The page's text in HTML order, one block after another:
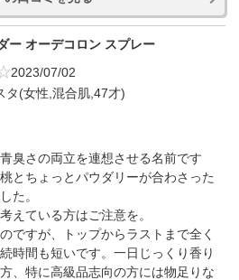
ー オーデコロン スプレー
2023/07/02
タ(女性,混合肌,47才)
臭さの両立を連想させる名前です
とちょっとパウダリーが合わさった
た。
えている方はご注意を。
ですが、トップからラストまで全く
時間も短いです。一日じっくり香り
、特に高級品志向の方には物足りな